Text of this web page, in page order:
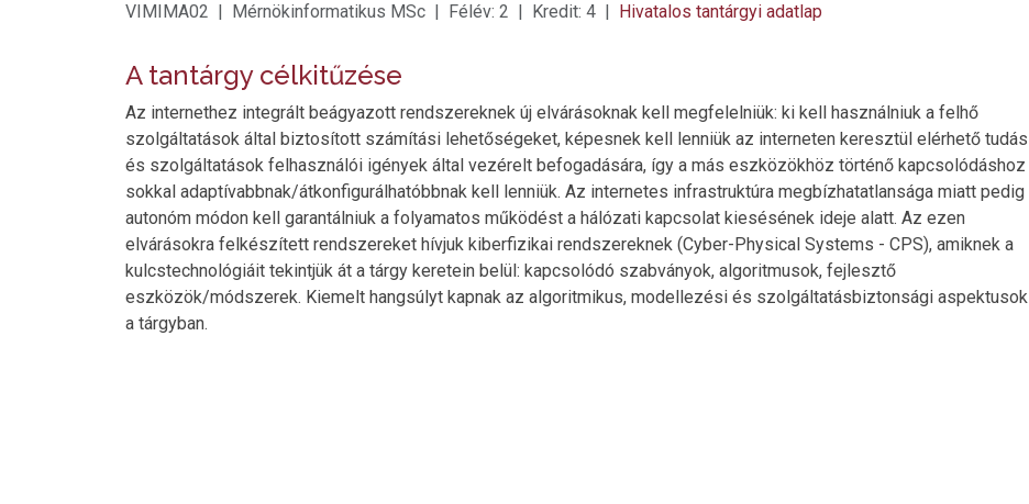
VIMIMA02 | Mérnökinformatikus MSc | Félév: 2 | Kredit: 4 | Hivatalos tantárgyi adatlap
A tantárgy célkitűzése
Az internethez integrált beágyazott rendszereknek új elvárásoknak kell megfelelniük: ki kell használniuk a felhő
szolgáltatások által biztosított számítási lehetőségeket, képesnek kell lenniük az interneten keresztül elérhető tudás
és szolgáltatások felhasználói igények által vezérelt befogadására, így a más eszközökhöz történő kapcsolódáshoz
sokkal adaptívabbnak/átkonfigurálhatóbbnak kell lenniük. Az internetes infrastruktúra megbízhatatlansága miatt pedig
autonóm módon kell garantálniuk a folyamatos működést a hálózati kapcsolat kiesésének ideje alatt. Az ezen
elvárásokra felkészített rendszereket hívjuk kiberfizikai rendszereknek (Cyber-Physical Systems - CPS), amiknek a
kulcstechnológiáit tekintjük át a tárgy keretein belül: kapcsolódó szabványok, algoritmusok, fejlesztő
eszközök/módszerek. Kiemelt hangsúlyt kapnak az algoritmikus, modellezési és szolgáltatásbiztonsági aspektusok
a tárgyban.